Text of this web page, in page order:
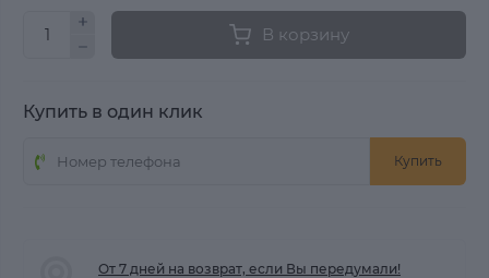
В корзину
Купить в один клик
Купить
От 7 дней на возврат, если Вы передумали!